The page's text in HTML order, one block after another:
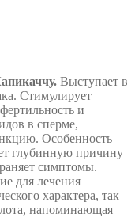
Выступает в
Стимулирует
и
в сперме,
Особенность
глубинную причину
симптомы.
для лечения
характера, так
напоминающая